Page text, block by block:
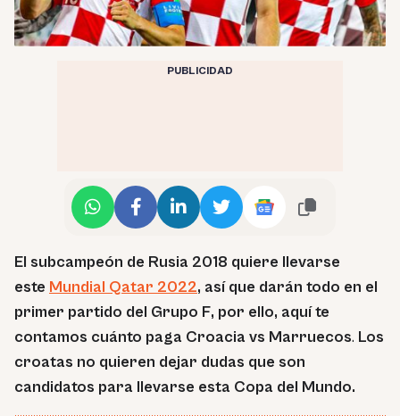
PUBLICIDAD
El subcampeón de Rusia 2018 quiere llevarse
este Mundial Qatar 2022, así que darán todo en el
primer partido del Grupo F, por ello, aquí te
contamos cuánto paga Croacia vs Marruecos. Los
croatas no quieren dejar dudas que son
candidatos para llevarse esta Copa del Mundo.